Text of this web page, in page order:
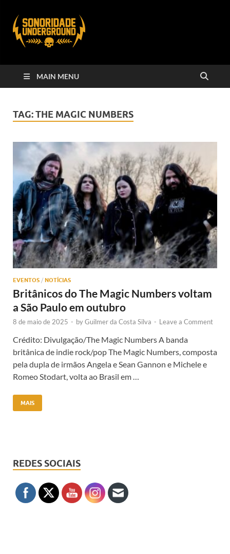
MAIN MENU
TAG:THE MAGIC NUMBERS
EVENTOS / NOTÍCIAS
Britânicos do The Magic Numbers voltam
a São Paulo em outubro
8 de maio de 2025 - byGuilmer da Costa Silva - Leave a Comment
Crédito: Divulgação/The Magic Numbers A banda
britânica de indie rock/pop The Magic Numbers, composta
pela dupla de irmãos Angela e Sean Gannon e Michele e
Romeo Stodart, volta ao Brasil em …
MAIS
REDES SOCIAIS